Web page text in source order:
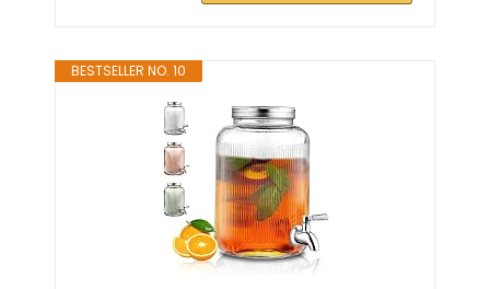
BESTSELLER NO. 10